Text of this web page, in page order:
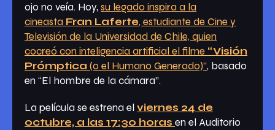
ojo no veía. Hoy, su legado inspira a la
cineasta Fran Laferte, estudiante de Cine y
Televisión de la Universidad de Chile, quien
cocreó con inteligencia artificial el filme “Visión
Prómptica (o el Humano Generado)”, basado
en “El hombre de la cámara”.
La película se estrena el viernes 24 de
octubre, a las 17:30 horas en el Auditorio